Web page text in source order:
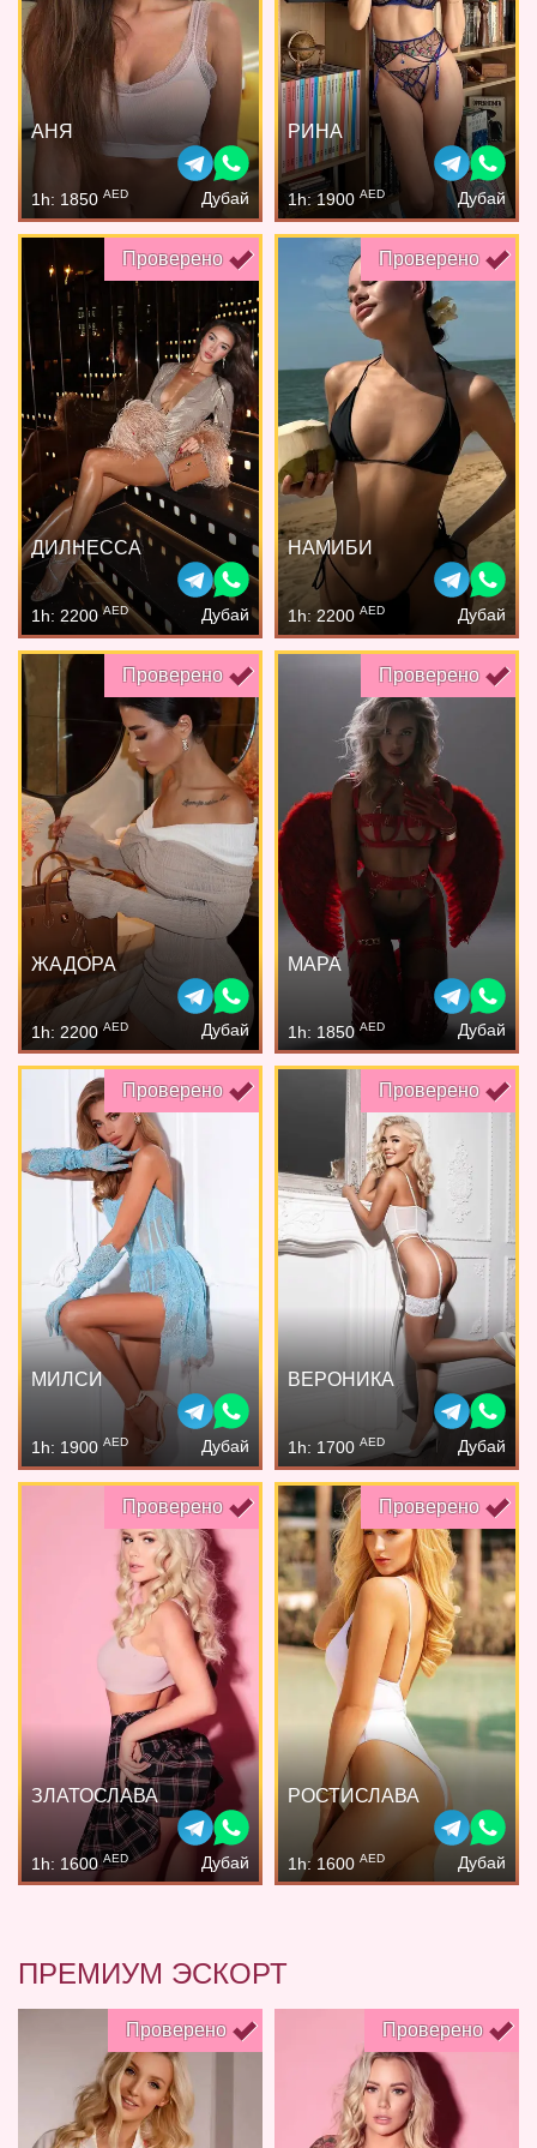
АНЯ
1h: 1850 AED Дубай
РИНА
1h: 1900 AED Дубай
Проверено
ДИЛНЕССА
1h: 2200AED Дубай
Проверено
НАМИБИ
1h: 2200 AED Дубай
Проверено
ЖАДОРА
1h: 2200AED Дубай
Проверено
МАРА
1h: 1850 AED Дубай
Проверено
МИЛСИ
1h: 1900 AED Дубай
Проверено
ВЕРОНИКА
1h: 1700 AED Дубай
Проверено
ЗЛАТОСЛАВА
1h: 1600AED Дубай
Проверено
РОСТИСЛАВА
1h: 1600 AED Дубай
ПРЕМИУМ ЭСКОРТ
Проверено Проверено